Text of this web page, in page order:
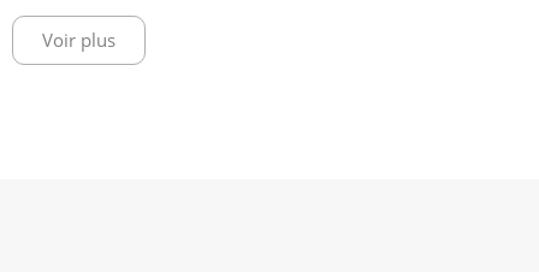
Voir plus